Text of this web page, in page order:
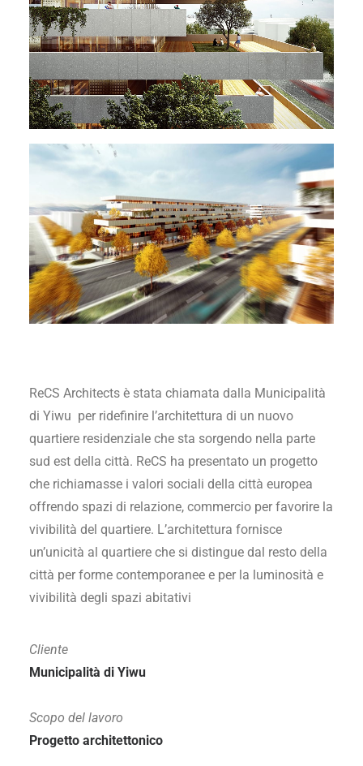
ReCS Architects è stata chiamata dalla Municipalità
di Yiwu per ridefinire l’architettura di un nuovo
quartiere residenziale che sta sorgendo nella parte
sud est della città. ReCS ha presentato un progetto
che richiamasse i valori sociali della città europea
offrendo spazi di relazione, commercio per favorire la
vivibilità del quartiere. L’architettura fornisce
un’unicità al quartiere che si distingue dal resto della
città per forme contemporanee e per la luminosità e
vivibilità degli spazi abitativi
Cliente
Municipalità di Yiwu
Scopo del lavoro
Progetto architettonico